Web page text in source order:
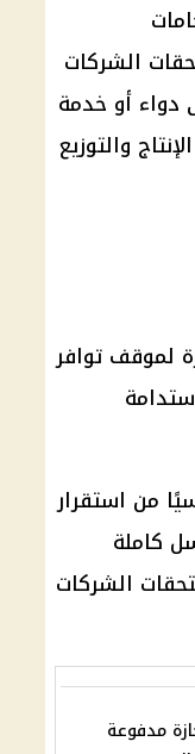
الشركات
دواء أو خدمة
والتوزيع
لموقف توافر
من استقرار
كاملة
الشركات
مدفوعة